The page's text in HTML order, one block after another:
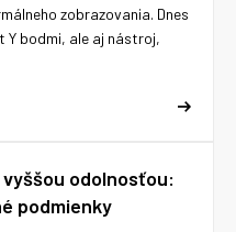
zobrazovania. Dnes
Y bodmi, ale aj nástroj,
odolnosťou:
podmienky